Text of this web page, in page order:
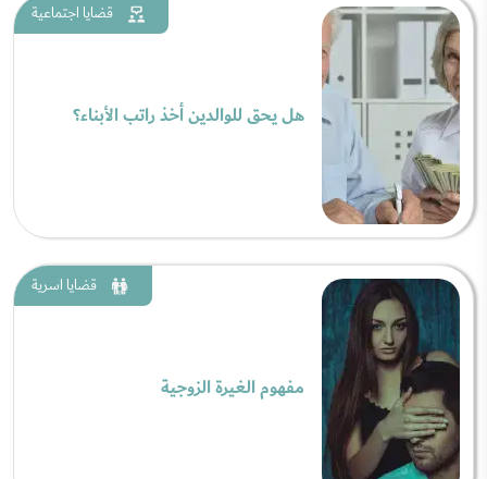
قضايا اجتماعية
هل يحق للوالدين أخذ راتب الأبناء؟
قضايا اسرية
مفهوم الغيرة الزوجية